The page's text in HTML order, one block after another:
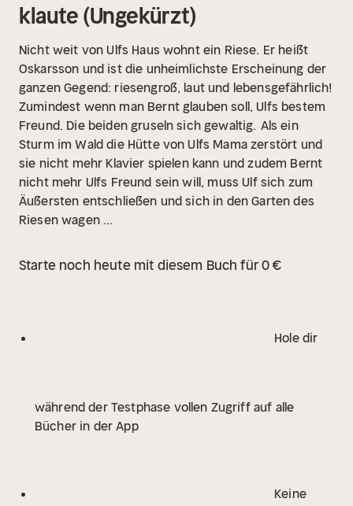
klaute (Ungekürzt)
Nicht weit von Ulfs Haus wohnt ein Riese. Er heißt
Oskarsson und ist die unheimlichste Erscheinung der
ganzen Gegend: riesengroß, laut und lebensgefährlich!
Zumindest wenn man Bernt glauben soll, Ulfs bestem
Freund. Die beiden gruseln sich gewaltig. Als ein
Sturm im Wald die Hütte von Ulfs Mama zerstört und
sie nicht mehr Klavier spielen kann und zudem Bernt
nicht mehr Ulfs Freund sein will, muss Ulf sich zum
Äußersten entschließen und sich in den Garten des
Riesen wagen ...
Starte noch heute mit diesem Buch für 0 €
Hole dir
während der Testphase vollen Zugriff auf alle
Bücher in der App
Keine